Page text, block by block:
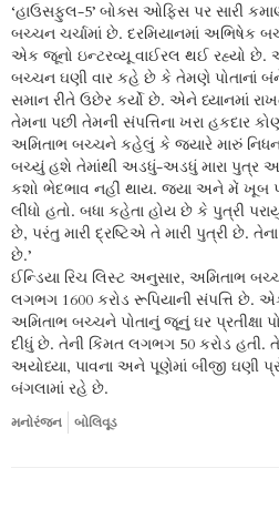
‘હાઉસફુલ-5’ બોક્સ ઓફિસ પર સારી
બચ્ચન ચર્ચામાં છે. દરમિયાનમાં અભિષેક
એક જૂનો ઇન્ટરવ્યૂ વાઈરલ થઈ રહ્યો
બચ્ચન ઘણી વાર કહે છે કે તેમણે પોતાનાં
સમાન રીતે ઉછેર કર્યો છે. એને ધ્યાનમાં
તેમના પછી તેમની સંપત્તિના ખરા હકદાર
અમિતાભ બચ્ચને કહેલું કે જ્યારે મારું
બચ્યું હશે તેમાંથી અડધું-અડધું મારા પુત્ર
કશો ભેદભાવ નહીં થાય. જયા અને મેં ખૂબ
લીધો હતો. બધા કહેતા હોય છે કે પુત્રી
છે, પરંતુ મારી દ્રષ્ટિએ તે મારી પુત્રી
છે.’
ઈન્ડિયા રિચ લિસ્ટ અનુસાર, અમિતાભ
લગભગ 1600 કરોડ રૂપિયાની સંપત્તિ છે.
અમિતાભ બચ્ચને પોતાનું જૂનું ઘર પ્રતીક્ષા
દીધું છે. તેની કિંમત લગભગ 50 કરોડ હતી.
અયોધ્યા, પાવના અને પૂણેમાં બીજી ઘણી
બંગલામાં રહે છે.
મનોરંજન બોલિવૂડ